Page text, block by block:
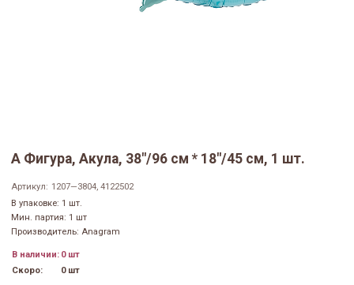
А Фигура, Акула, 38"/96 см * 18"/45 см, 1 шт.
Артикул: 1207—3804, 4122502
В упаковке: 1 шт.
Мин. партия: 1 шт
Производитель: Anagram
В наличии: 0 шт
Скоро:
0 шт